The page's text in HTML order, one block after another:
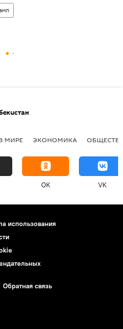
МИРЕ ЭКОНОМИКА
OK VK
использования
Обратная связь